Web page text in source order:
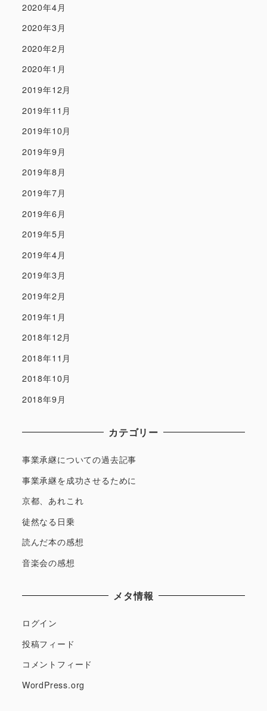
2020年4月
2020年3月
2020年2月
2020年1月
2019年12月
2019年11月
2019年10月
2019年9月
2019年8月
2019年7月
2019年6月
2019年5月
2019年4月
2019年3月
2019年2月
2019年1月
2018年12月
2018年11月
2018年10月
2018年9月
カテゴリー
事業承継についての過去記事
事業承継を成功させるために
京都、あれこれ
徒然なる日乗
読んだ本の感想
音楽会の感想
メタ情報
ログイン
投稿フィード
コメントフィード
WordPress.org